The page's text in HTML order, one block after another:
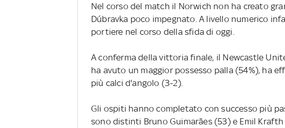
Nel corso del match il Norwich non ha creato
Dúbravka poco impegnato. A livello numerico
portiere nel corso della sfida di oggi.
A conferma della vittoria finale, il Newcastle
ha avuto un maggior possesso palla (54%), ha
più calci d'angolo (3-2).
Gli ospiti hanno completato con successo più
sono distinti Bruno Guimarães (53) e Emil Krafth